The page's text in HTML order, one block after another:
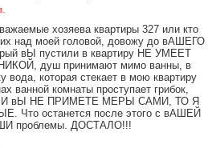
хозяева квартиры 327 или кто
над моей головой, довожу до вАШЕГО
вЫ пустили в квартиру НЕ УМЕЕТ
душ принимают мимо ванны, в
вода, которая стекает в мою квартиру
комнаты проступает грибок,
вЫ НЕ ПРИМЕТЕ МЕРЫ САМИ, ТО Я
останется после этого с вАШЕЙ
проблемы. ДОСТАЛО!!!